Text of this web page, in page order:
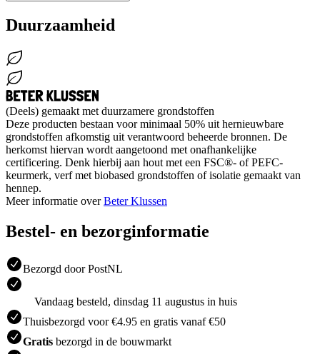
Duurzaamheid
(Deels) gemaakt met duurzamere grondstoffen
Deze producten bestaan voor minimaal 50% uit hernieuwbare
grondstoffen afkomstig uit verantwoord beheerde bronnen. De
herkomst hiervan wordt aangetoond met onafhankelijke
certificering. Denk hierbij aan hout met een FSC®- of PEFC-
keurmerk, verf met biobased grondstoffen of isolatie gemaakt van
hennep.
Meer informatie overBeter Klussen
Bestel- en bezorginformatie
Bezorgd door PostNL
Vandaag besteld, dinsdag 11 augustus in huis
Thuisbezorgd voor €4.95 en gratis vanaf €50
Gratis bezorgd in de bouwmarkt